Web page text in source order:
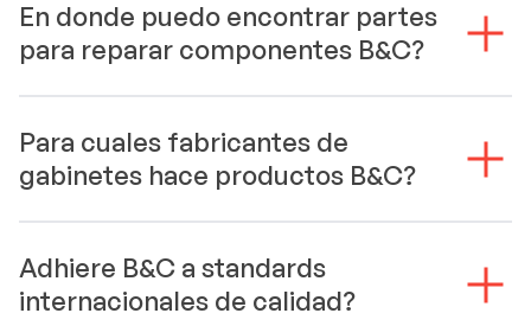
En donde puedo encontrar partes
para reparar componentes B&C?
Para cuales fabricantes de
gabinetes hace productos B&C?
Adhiere B&C a standards
internacionales de calidad?